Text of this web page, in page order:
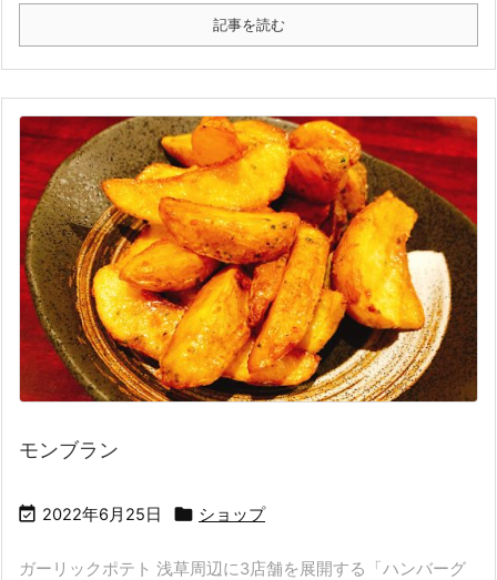
記事を読む
モンブラン
 2022年6月25日  ショップ
ガーリックポテト 浅草周辺に3店舗を展開する「ハンバーグ